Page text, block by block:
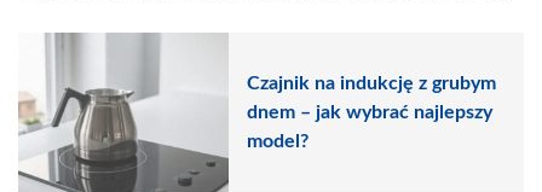
Czajnik na indukcję z grubym
dnem – jak wybrać najlepszy
model?